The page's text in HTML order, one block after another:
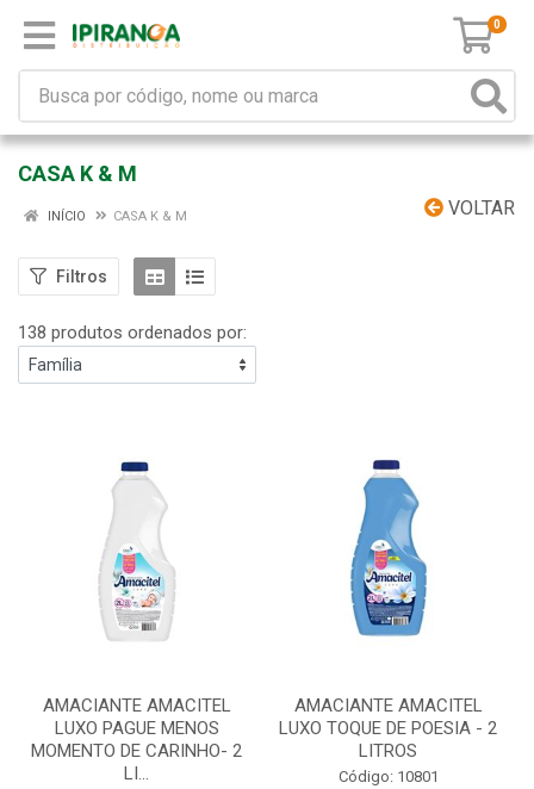
0
CASA K & M
VOLTAR
INÍCIO CASA K & M
Filtros
138 produtos ordenados por:
AMACIANTE AMACITEL
LUXO PAGUE MENOS
MOMENTO DE CARINHO- 2
LI...
AMACIANTE AMACITEL
LUXO TOQUE DE POESIA - 2
LITROS
Código: 10801